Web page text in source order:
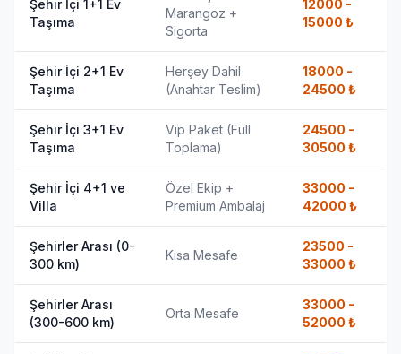
Şehir İçi 1+1 Ev
Taşıma
Marangoz +
Sigorta
12000 -
15000 ₺
Şehir İçi 2+1 Ev
Taşıma
Herşey Dahil
(Anahtar Teslim)
18000 -
24500 ₺
Şehir İçi 3+1 Ev
Taşıma
Vip Paket (Full
Toplama)
24500 -
30500 ₺
Şehir İçi 4+1 ve
Villa
Özel Ekip +
Premium Ambalaj
33000 -
42000 ₺
Şehirler Arası (0-
300 km)
Kısa Mesafe
23500 -
33000 ₺
Şehirler Arası
(300-600 km)
Orta Mesafe
33000 -
52000 ₺